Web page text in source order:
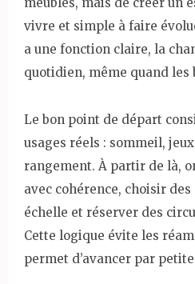
vivre et simple à faire
a une fonction claire, la
quotidien, même quand les
Le bon point de départ
usages réels : sommeil,
rangement. À partir de là,
avec cohérence, choisir
échelle et réserver des
Cette logique évite les
permet d’avancer par